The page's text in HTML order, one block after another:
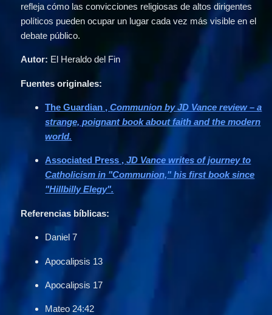
refleja cómo las convicciones religiosas de altos dirigentes
políticos pueden ocupar un lugar cada vez más visible en el
debate público.
Autor: El Heraldo del Fin
Fuentes originales:
The Guardian ,Communion by JD Vance review – a
strange, poignant book about faith and the modern
world.
Associated Press ,JD Vance writes of journey to
Catholicism in "Communion," his first book since
"Hillbilly Elegy".
Referencias bíblicas:
Daniel 7
Apocalipsis 13
Apocalipsis 17
Mateo 24:42